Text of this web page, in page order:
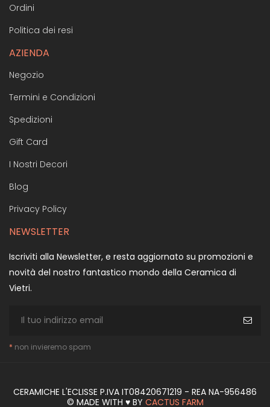
Ordini
Politica dei resi
AZIENDA
Negozio
Termini e Condizioni
Spedizioni
Gift Card
I Nostri Decori
Blog
Privacy Policy
NEWSLETTER
Iscriviti alla Newsletter, e resta aggiornato su promozioni e
novità del nostro fantastico mondo della Ceramica di
Vietri.
* non invieremo spam
CERAMICHE L'ECLISSE P.IVA IT08420671219 - REA NA-956486
© MADE WITH ♥ BY CACTUS FARM